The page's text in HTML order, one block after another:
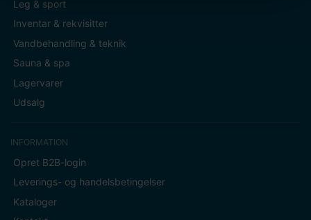
Leg & sport
Inventar & rekvisitter
Vandbehandling & teknik
Sauna & spa
Lagervarer
Udsalg
INFORMATION
Opret B2B-login
Leverings- og handelsbetingelser
Kataloger